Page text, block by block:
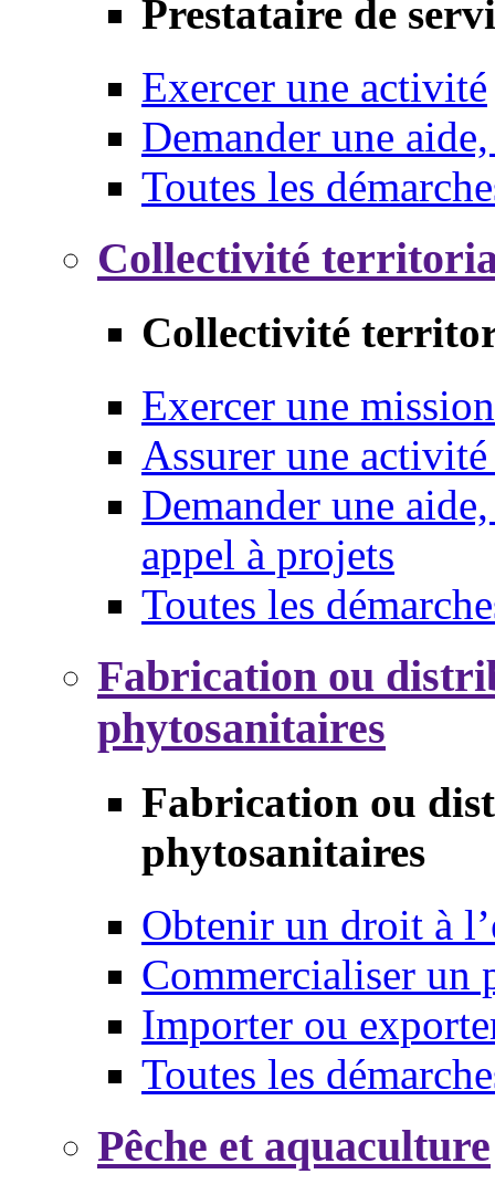
Prestataire de
Exercer une activité
Demander une
Toutes les
Collectivité
Collectivité
Exercer une mission
Assurer une
Demander une
appel à projets
Toutes les
Fabrication ou
phytosanitaires
Fabrication ou
phytosanitaires
Obtenir un droit à
Commercialiser un
Importer ou
Toutes les
Pêche et aquaculture